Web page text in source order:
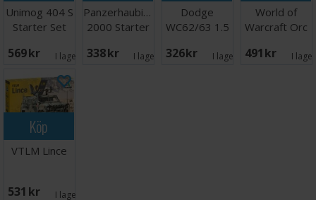
Unimog 404 S
Starter Set
569 SEK I lager: 1
Panzerhaubitzen
2000 Starter
338 SEK I lager: 1
Dodge
WC62/63 1.5
326 SEK I lager: 1
World of
Warcraft Orc
491 SEK I
Köp
VTLM Lince
531 SEK I lager: